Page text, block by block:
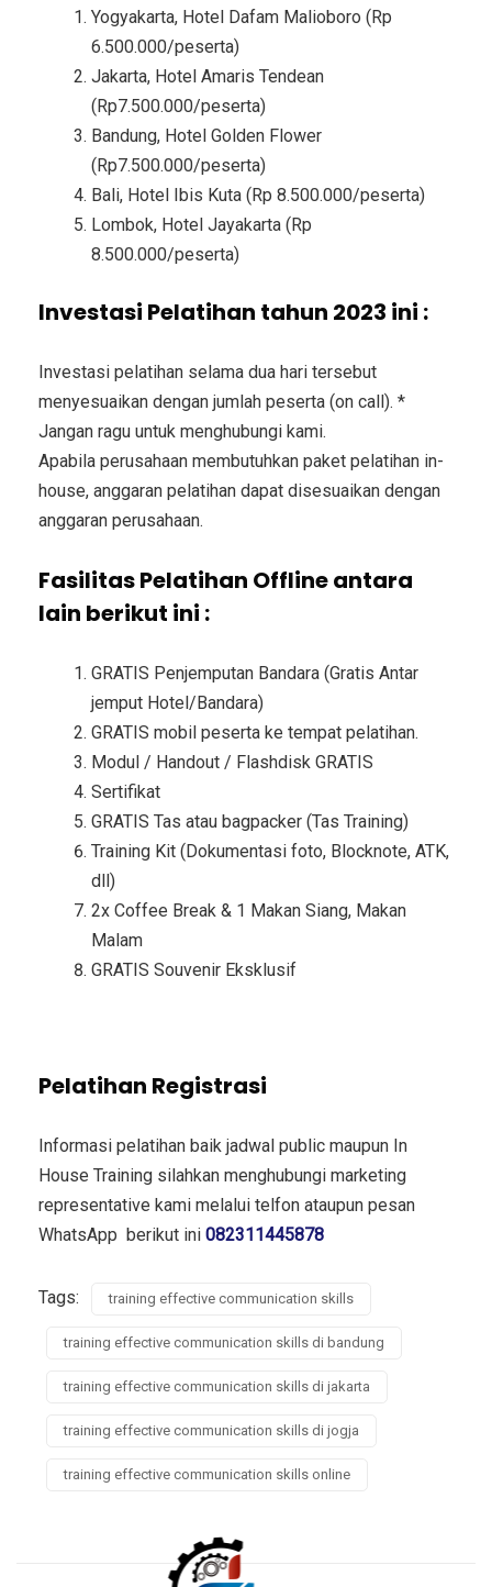
Yogyakarta, Hotel Dafam Malioboro (Rp
6.500.000/peserta)
Jakarta, Hotel Amaris Tendean
(Rp7.500.000/peserta)
Bandung, Hotel Golden Flower
(Rp7.500.000/peserta)
Bali, Hotel Ibis Kuta (Rp 8.500.000/peserta)
Lombok, Hotel Jayakarta (Rp
8.500.000/peserta)
Investasi Pelatihan tahun 2023 ini :
Investasi pelatihan selama dua hari tersebut
menyesuaikan dengan jumlah peserta (on call). *
Jangan ragu untuk menghubungi kami.
Apabila perusahaan membutuhkan paket pelatihan in-
house, anggaran pelatihan dapat disesuaikan dengan
anggaran perusahaan.
Fasilitas Pelatihan Offline antara
lain berikut ini :
GRATIS Penjemputan Bandara (Gratis Antar
jemput Hotel/Bandara)
GRATIS mobil peserta ke tempat pelatihan.
Modul / Handout / Flashdisk GRATIS
Sertifikat
GRATIS Tas atau bagpacker (Tas Training)
Training Kit (Dokumentasi foto, Blocknote, ATK,
dll)
2x Coffee Break & 1 Makan Siang, Makan
Malam
GRATIS Souvenir Eksklusif
Pelatihan Registrasi
Informasi pelatihan baik jadwal public maupun In
House Training silahkan menghubungi marketing
representative kami melalui telfon ataupun pesan
WhatsApp berikut ini 082311445878
Tags: training effective communication skills
training effective communication skills di bandung
training effective communication skills di jakarta
training effective communication skills di jogja
training effective communication skills online